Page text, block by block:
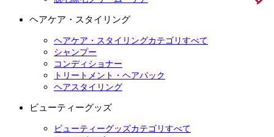
ヘアケア・スタイリング
ヘアケア・スタイリングカテゴリすべて
シャンプー
コンディショナー
トリートメント・ヘアパック
ヘアスタイリング
ビューティーグッズ
ビューティーグッズカテゴリすべて